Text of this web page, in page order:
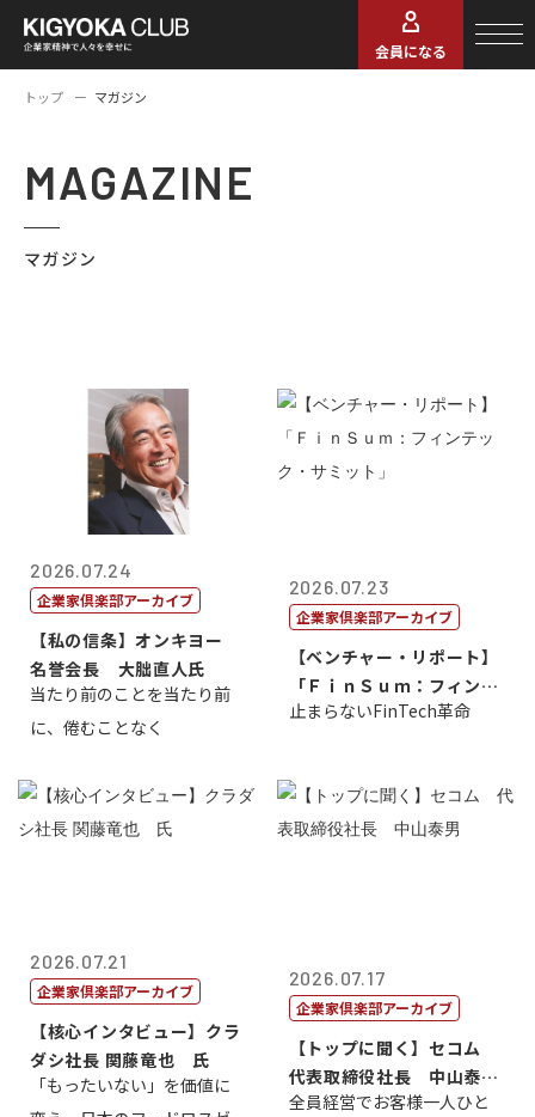
会員になる
トップ マガジン
MAGAZINE
マガジン
2026.07.24
企業家倶楽部アーカイブ
【私の信条】オンキヨー
名誉会長 大朏直人氏
当たり前のことを当たり前
に、倦むことなく
2026.07.23
企業家倶楽部アーカイブ
【ベンチャー・リポート】
「ＦｉｎＳｕｍ：フィンテ
ック・サミッ...
止まらないFinTech革命
2026.07.21
企業家倶楽部アーカイブ
【核心インタビュー】クラ
ダシ社長 関藤竜也 氏
「もったいない」を価値に
2026.07.17
企業家倶楽部アーカイブ
【トップに聞く】セコム
代表取締役社長 中山泰
男
全員経営でお客様一人ひと